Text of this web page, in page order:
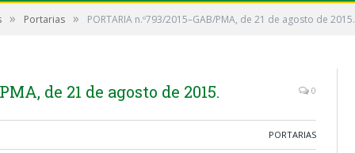
» Portarias » PORTARIA n.º793/2015–GAB/PMA, de 21 de agosto de 2015.
de 21 de agosto de 2015. 0
PORTARIAS